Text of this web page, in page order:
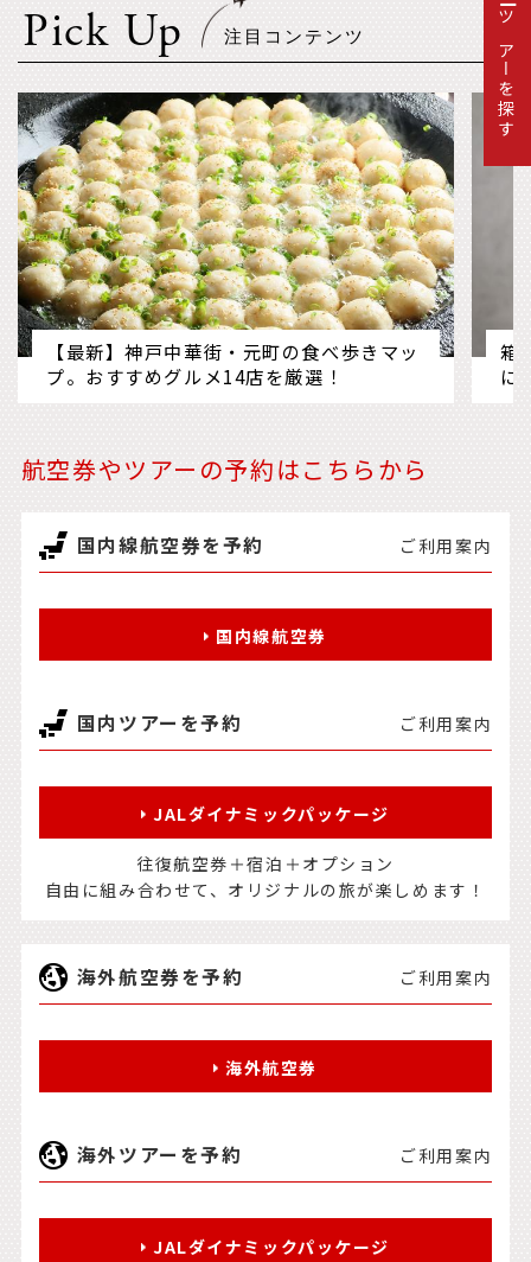
Pick Up
【最新】神戸中華街・元町の食べ歩きマッ
プ。おすすめグルメ14店を厳選！
箱
に
航空券やツアーの予約はこちらから
国内線航空券を予約 ご利用案内
国内線航空券
国内ツアーを予約 ご利用案内
JALダイナミックパッケージ
往復航空券＋宿泊＋オプション
自由に組み合わせて、オリジナルの旅が楽しめます！
海外航空券を予約 ご利用案内
海外航空券
海外ツアーを予約 ご利用案内
JALダイナミックパッケージ
ツアーを探す